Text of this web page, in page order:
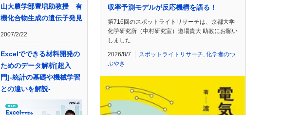
山大農学部豊増助教授 有
機化合物生成の遺伝子発見
2007/2/22
Excelでできる材料開発の
ためのデータ解析[超入
門]-統計の基礎や機械学習
との違いを解説-
収率予測モデルが反応機構を語る！
第716回のスポットライトリサーチは、京都大学
化学研究所（中村研究室）道場貴大 助教にお願い
しました…
2026/8/7 スポットライトリサーチ 化学者のつ
ぶやき